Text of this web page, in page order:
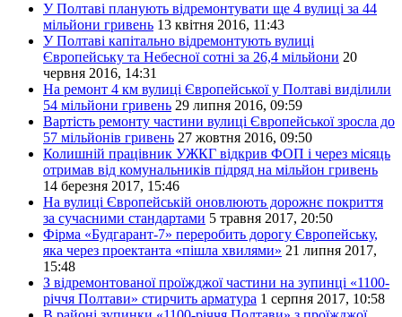
У Полтаві планують відремонтувати ще 4 вулиці за 44
мільйони гривень 13 квітня 2016, 11:43
У Полтаві капітально відремонтують вулиці
Європейську та Небесної сотні за 26,4 мільйони 20
червня 2016, 14:31
На ремонт 4 км вулиці Європейської у Полтаві виділили
54 мільйони гривень 29 липня 2016, 09:59
Вартість ремонту частини вулиці Європейської зросла до
57 мільйонів гривень 27 жовтня 2016, 09:50
Колишній працівник УЖКГ відкрив ФОП і через місяць
отримав від комунальників підряд на мільйон гривень
14 березня 2017, 15:46
На вулиці Європейській оновлюють дорожнє покриття
за сучасними стандартами 5 травня 2017, 20:50
Фірма «Будгарант-7» переробить дорогу Європейську,
яка через проектанта «пішла хвилями» 21 липня 2017,
15:48
З відремонтованої проїжджої частини на зупинці «1100-
річчя Полтави» стирчить арматура 1 серпня 2017, 10:58